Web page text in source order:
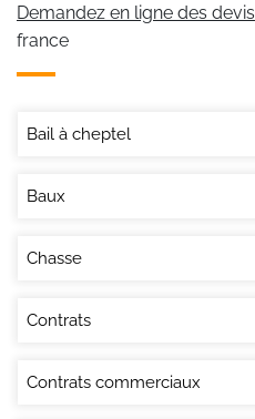
Demandez en ligne des devis
france
Bail à cheptel
Baux
Chasse
Contrats
Contrats commerciaux